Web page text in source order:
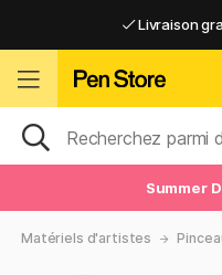
Livraison
Livraison
Livraison
Livraison
Summer
Matériels d'artistes